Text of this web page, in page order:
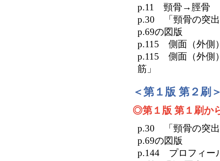
p.11 頸骨→脛骨
p.30 「頸骨の突
p.69の図版
p.115 側面（外側
p.115 側面（外側
筋」
＜第１版 第２刷
◎第１版 第１刷か
p.30 「頸骨の突
p.69の図版
p.144 プロフィー